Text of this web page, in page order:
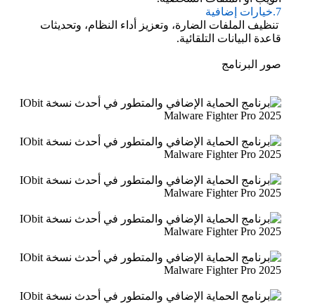
7.خيارات إضافية
تنظيف الملفات الضارة، وتعزيز أداء النظام، وتحديثات
قاعدة البيانات التلقائية.
صور البرنامج